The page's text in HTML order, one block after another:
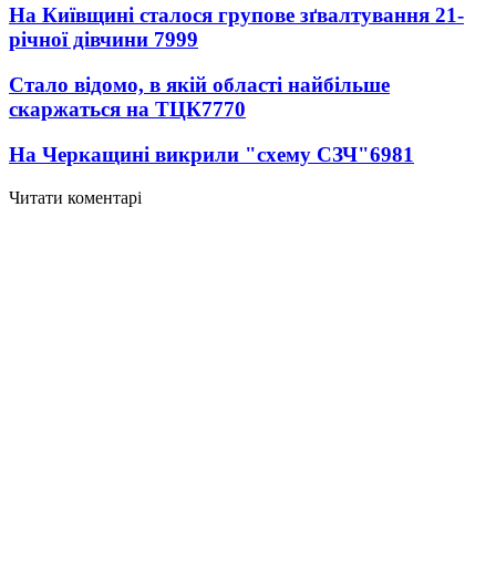
На Київщині сталося групове зґвалтування 21-
річної дівчини 7999
Стало відомо, в якій області найбільше
скаржаться на ТЦК7770
На Черкащині викрили "схему СЗЧ"6981
Читати коментарі